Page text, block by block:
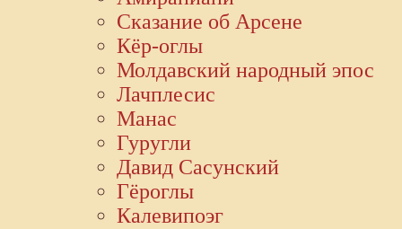
Сказание об Арсене
Кёр-оглы
Молдавский народный эпос
Лачплесис
Манас
Гуругли
Давид Сасунский
Гёроглы
Калевипоэг